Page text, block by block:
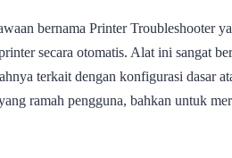
bernama Printer Troubleshooter
secara otomatis. Alat ini sangat
terkait dengan konfigurasi dasar
ramah pengguna, bahkan untuk